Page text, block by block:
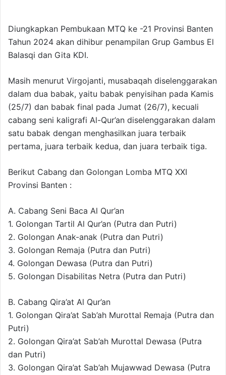
Diungkapkan Pembukaan MTQ ke -21 Provinsi Banten
Tahun 2024 akan dihibur penampilan Grup Gambus El
Balasqi dan Gita KDI.
Masih menurut Virgojanti, musabaqah diselenggarakan
dalam dua babak, yaitu babak penyisihan pada Kamis
(25/7) dan babak final pada Jumat (26/7), kecuali
cabang seni kaligrafi Al-Qur’an diselenggarakan dalam
satu babak dengan menghasilkan juara terbaik
pertama, juara terbaik kedua, dan juara terbaik tiga.
Berikut Cabang dan Golongan Lomba MTQ XXI
Provinsi Banten :
A. Cabang Seni Baca Al Qur’an
1. Golongan Tartil Al Qur’an (Putra dan Putri)
2. Golongan Anak-anak (Putra dan Putri)
3. Golongan Remaja (Putra dan Putri)
4. Golongan Dewasa (Putra dan Putri)
5. Golongan Disabilitas Netra (Putra dan Putri)
B. Cabang Qira’at Al Qur’an
1. Golongan Qira’at Sab’ah Murottal Remaja (Putra dan
Putri)
2. Golongan Qira’at Sab’ah Murottal Dewasa (Putra
dan Putri)
3. Golongan Qira’at Sab’ah Mujawwad Dewasa (Putra